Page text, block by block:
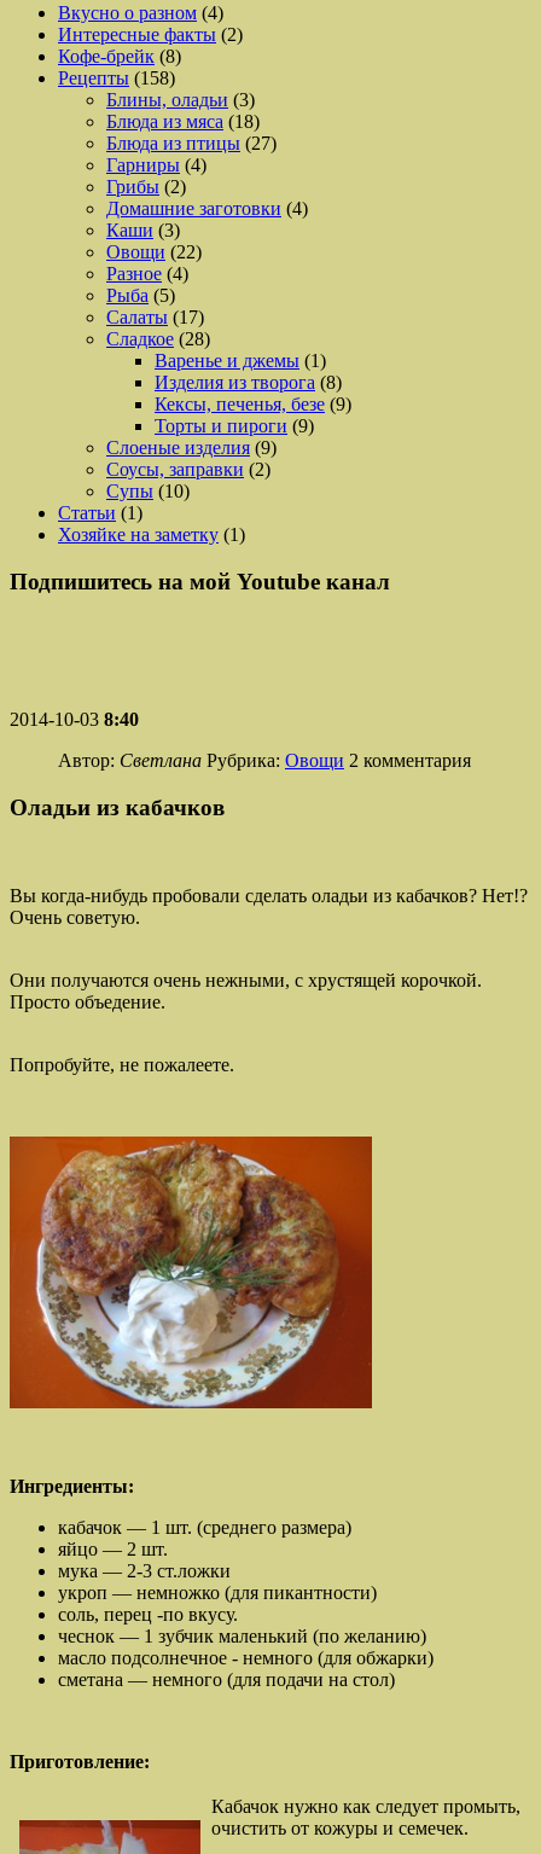
Вкусно о разном (4)
Интересные факты (2)
Кофе-брейк (8)
Рецепты (158)
Блины, оладьи (3)
Блюда из мяса (18)
Блюда из птицы (27)
Гарниры (4)
Грибы (2)
Домашние заготовки (4)
Каши (3)
Овощи (22)
Разное (4)
Рыба (5)
Салаты (17)
Сладкое (28)
Варенье и джемы (1)
Изделия из творога (8)
Кексы, печенья, безе (9)
Торты и пироги (9)
Слоеные изделия (9)
Соусы, заправки (2)
Супы (10)
Статьи (1)
Хозяйке на заметку (1)
Подпишитесь на мой Youtube канал
2014-10-03 8:40
Автор: Светлана Рубрика: Овощи 2 комментария
Оладьи из кабачков
Вы когда-нибудь пробовали сделать оладьи из кабачков? Нет!?
Очень советую.
Они получаются очень нежными, с хрустящей корочкой.
Просто объедение.
Попробуйте, не пожалеете.
Ингредиенты:
кабачок — 1 шт. (среднего размера)
яйцо — 2 шт.
мука — 2-3 ст.ложки
укроп — немножко (для пикантности)
соль, перец -по вкусу.
чеснок — 1 зубчик маленький (по желанию)
масло подсолнечное - немного (для обжарки)
сметана — немного (для подачи на стол)
Приготовление:
Кабачок нужно как следует промыть,
очистить от кожуры и семечек.